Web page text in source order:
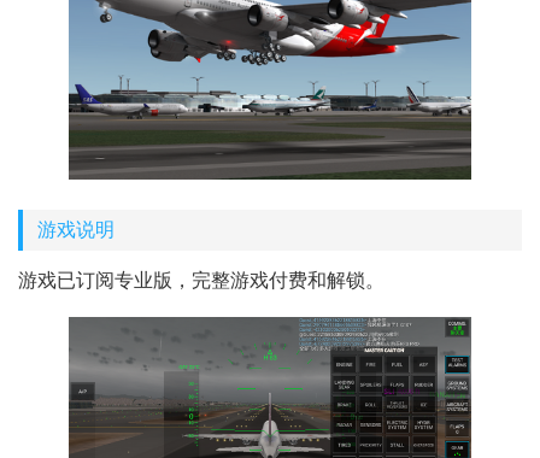
游戏说明
游戏已订阅专业版，完整游戏付费和解锁。